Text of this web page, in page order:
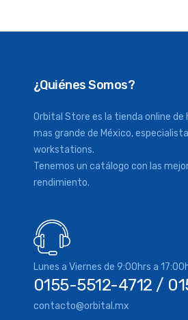
¿Quiénes Somos?
Orbital Store es la tienda online
mas grande de México,
workstations.
Tenemos un catálogo con las
rendimiento.
Lunes a Viernes de 9:00hrs a
0155-5512-4712 /
contacto@orbital.mx